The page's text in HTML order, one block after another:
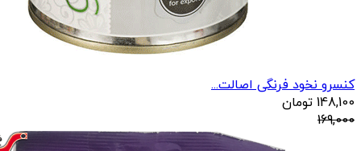
کنسرو نخود فرنگی اصالت...
148,100 تومان
169,000